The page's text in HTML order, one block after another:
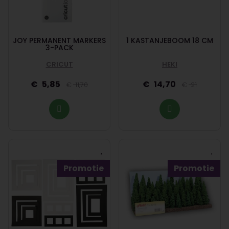
JOY PERMANENT MARKERS
3-PACK
CRICUT
5,85 11,70
1 KASTANJEBOOM 18 CM
HEKI
14,70 21
Promotie Promotie